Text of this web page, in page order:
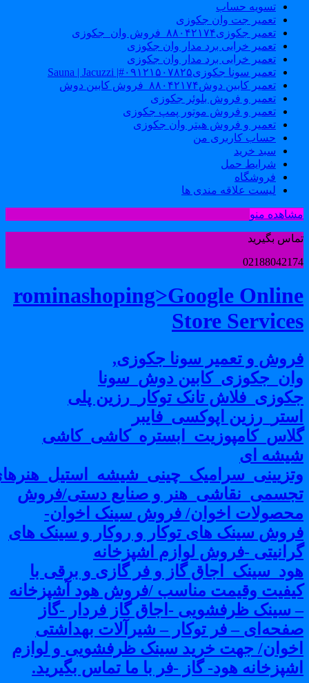
تسویه حساب
تعمیر جت وان جکوزی
تعمیر جکوزی۸۸۰۴۲۱۷۴_فروش وان_جکوزی
تعمیر خرابی برد مدار وان جکوزی
تعمیر خرابی برد مدار وان جکوزی
تعمیر سونا جکوزی۰۹۱۲۱۵۰۷۸۲۵#| Sauna | Jacuzzi
تعمیر کابین دوش۸۸۰۴۲۱۷۴_فروش کابین دوش
تعمیر و فروش بلوئر جکوزی
تعمیر و فروش موتور پمپ جکوزی
تعمیر و فروش هیتر وان جکوزی
حساب کاربری من
سبد خرید
شرایط حمل
فروشگاه
لیست علاقه مندی ها
منو
بگیرید
rominashoping>Google
Store
و تعمیر سونا جکوزی,
دوش_سونا
تانک توکار_رزین پلی
اپوکسی_فایبر
ای
و صنایع دستی/فروش
اخوان/ فروش سینک اخوان-
سینک های توکار و روکار و سینک های
-فروش لوازم اشپزخانه
گاز و فر گازی و برقی با
وقیمت مناسب /فروش هود آشپزخانه
سینک ظرفشویی -اجاق گاز فردار -گاز
– فر توکار – شیرآلات بهداشتی
جهت خرید سینک ظرفشویی و لوازم
هود- گاز -فر با ما تماس بگیرید.